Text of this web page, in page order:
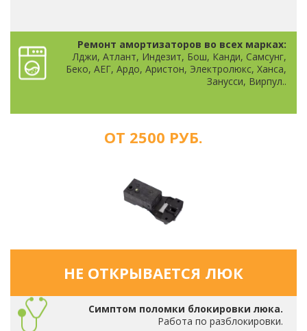
Ремонт амортизаторов во всех марках:
Лджи, Атлант, Индезит, Бош, Канди, Самсунг,
Беко, АЕГ, Ардо, Аристон, Электролюкс, Ханса,
Занусси, Вирпул..
ОТ 2500 РУБ.
НЕ ОТКРЫВАЕТСЯ ЛЮК
Симптом поломки блокировки люка.
Работа по разблокировки.